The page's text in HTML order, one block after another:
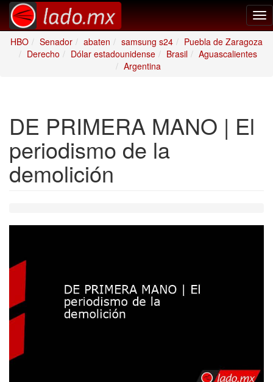
HBO
Senador abaten samsung s24
Puebla de Zaragoza
Derecho
Dólar estadounidense Brasil
Aguascalientes
Argentina
DE PRIMERA MANO | El
periodismo de la
demolición